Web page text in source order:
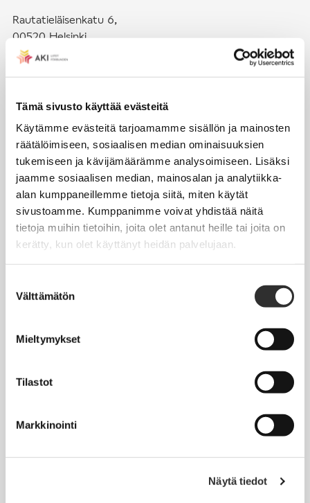
Tämä sivusto käyttää evästeitä
Käytämme evästeitä tarjoamamme sisällön ja mainosten
räätälöimiseen, sosiaalisen median ominaisuuksien
tukemiseen ja kävijämäärämme analysoimiseen. Lisäksi
jaamme sosiaalisen median, mainosalan ja analytiikka-
alan kumppaneillemme tietoja siitä, miten käytät
sivustoamme. Kumppanimme voivat yhdistää näitä
tietoja muihin tietoihin, joita olet antanut heille tai joita on
kerätty, kun olet käyttänyt heidän palvelujaan.
valinta
Välttämätön
Mieltymykset
Tilastot
Markkinointi
Näytä tiedot
Rautatieläisenkatu 6,
00520 Helsinki
puh. (09) 4270 1503
Seuraa meitä somessa:
JÄSENYYS
Henkilöjäsenyys
Jäsenmaksujen työnantajaperintä
Matkalaskut
Tapahtumakalenteri